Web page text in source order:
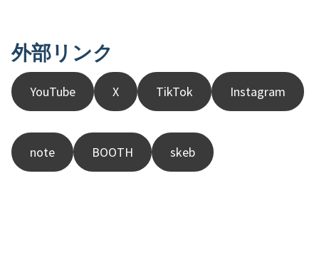
外部リンク
YouTube X TikTok Instagram
note BOOTH skeb